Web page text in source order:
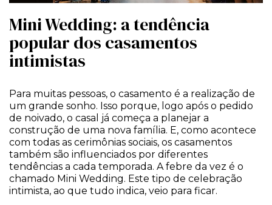
Mini Wedding: a tendência
popular dos casamentos
intimistas
Para muitas pessoas, o casamento é a realização de
um grande sonho. Isso porque, logo após o pedido
de noivado, o casal já começa a planejar a
construção de uma nova família. E, como acontece
com todas as cerimônias sociais, os casamentos
também são influenciados por diferentes
tendências a cada temporada. A febre da vez é o
chamado Mini Wedding. Este tipo de celebração
intimista, ao que tudo indica, veio para ficar.